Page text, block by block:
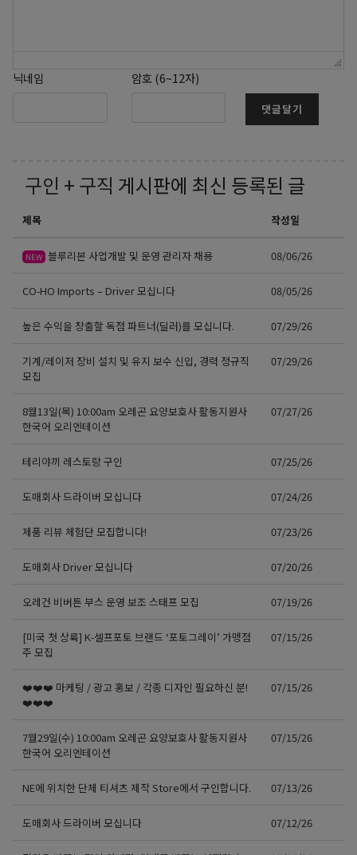
닉네임 암호 (6~12자)
댓글달기
구인 + 구직 게시판에 최신 등록된 글
제목 작성일
NEW 블루리본 사업개발 및 운영 관리자 채용 08/06/26
CO-HO Imports – Driver 모십니다 08/05/26
높은 수익을 창출할 독점 파트너(딜러)를 모십니다. 07/29/26
기계/레이저 장비 설치 및 유지 보수 신입, 경력 정규직
모집
07/29/26
8월13일(목) 10:00am 오레곤 요양보호사 활동지원사
한국어 오리엔테이션
07/27/26
테리야끼 레스토랑 구인 07/25/26
도매회사 드라이버 모십니다 07/24/26
제품 리뷰 체험단 모집합니다! 07/23/26
도매회사 Driver 모십니다 07/20/26
오레건 비버튼 부스 운영 보조 스태프 모집 07/19/26
[미국 첫 상륙] K-셀프포토 브랜드 ‘포토그레이’ 가맹점
주 모집
07/15/26
❤️❤️❤️ 마케팅 / 광고 홍보 / 각종 디자인 필요하신 분!
❤️❤️❤️
07/15/26
7월29일(수) 10:00am 오레곤 요양보호사 활동지원사
한국어 오리엔테이션
07/15/26
NE에 위치한 단체 티셔츠 제작 Store에서 구인합니다. 07/13/26
도매회사 드라이버 모십니다 07/12/26